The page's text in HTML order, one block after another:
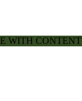
WITH CONTENT